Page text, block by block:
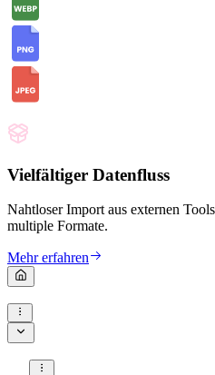
Vielfältiger Datenfluss
Nahtloser Import aus externen
multiple Formate.
Mehr erfahren